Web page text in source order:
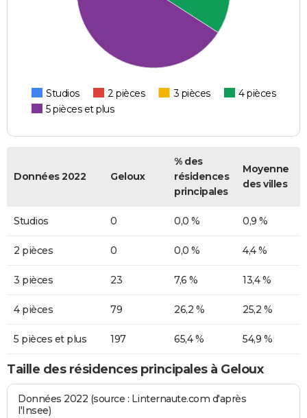
Studios 2 pièces 3 pièces
4 pièces
5 pièces et plus
Données 2022 Geloux
% des
résidences
principales
Moyenne
des villes
Studios 0 0,0 % 0,9 %
2 pièces 0 0,0 % 4,4 %
3 pièces 23 7,6 % 13,4 %
4 pièces 79 26,2 % 25,2 %
5 pièces et plus 197 65,4 % 54,9 %
Taille des résidences principales à Geloux
Données 2022 (source : Linternaute.com d'après
l'Insee)